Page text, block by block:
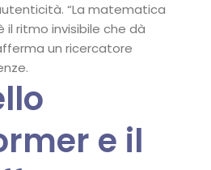
“La matematica
il ritmo invisibile che dà
un ricercatore
e il